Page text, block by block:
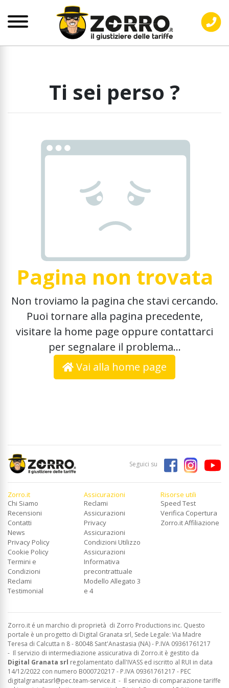
Ti sei perso ?
Pagina non trovata
Non troviamo la pagina che stavi cercando.
Puoi tornare alla pagina precedente,
visitare la home page oppure contattarci
per segnalare il problema...
Vai alla home page
Seguici su
Zorro.it
Chi Siamo
Recensioni
Contatti
News
Privacy Policy
Cookie Policy
Termini e
Condizioni
Reclami
Testimonial
Assicurazioni
Reclami
Assicurazioni
Privacy
Assicurazioni
Condizioni Utilizzo
Assicurazioni
Informativa
precontrattuale
Modello Allegato 3
e 4
Risorse utili
Speed Test
Verifica Copertura
Zorro.it Affiliazione
Zorro.it é un marchio di proprietà di Zorro Productions inc. Questo
portale è un progetto di Digital Granata srl, Sede Legale: Via Madre
Teresa di Calcutta n 8 - 80048 Sant'Anastasia (NA) - P.IVA 09361761217
- Il servizio di intermediazione assicurativa di Zorro.it è gestito da
Digital Granata srl regolamentato dall'IVASS ed iscritto al RUI in data
14/12/2022 con numero B000720217 - P.IVA 09361761217 - PEC
digitalgranatasrl@pec.team-service.it - Il servizio di comparazione tariffe